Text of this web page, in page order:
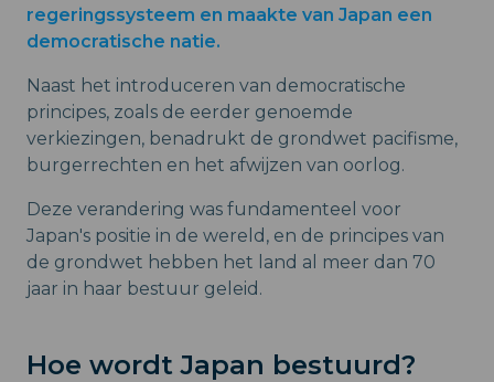
regeringssysteem en maakte van Japan een
democratische natie.
Naast het introduceren van democratische
principes, zoals de eerder genoemde
verkiezingen, benadrukt de grondwet pacifisme,
burgerrechten en het afwijzen van oorlog.
Deze verandering was fundamenteel voor
Japan's positie in de wereld, en de principes van
de grondwet hebben het land al meer dan 70
jaar in haar bestuur geleid.
Hoe wordt Japan bestuurd?